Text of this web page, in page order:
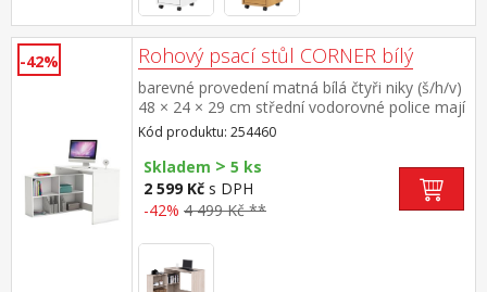
-42% Rohový psací stůl CORNER bílý
barevné provedení matná bílá čtyři niky (š/h/v)
48 × 24 × 29 cm střední vodorovné police mají
5 možností umístění montáž možná na pravou
i levou stranu
Kód produktu: 254460
Skladem > 5 ks
2 599 Kč s DPH
-42% 4 499 Kč **